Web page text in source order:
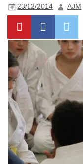
23/12/2014 AJM